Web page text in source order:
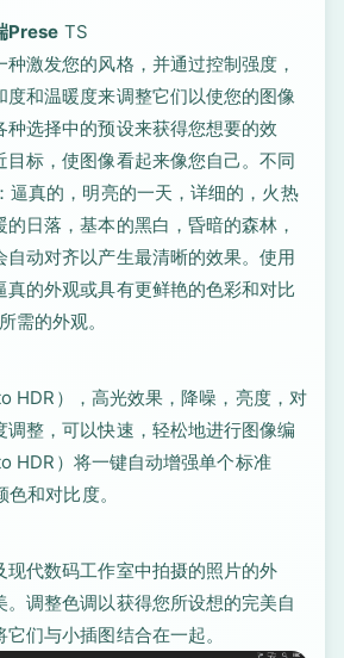
Prese TS
激发您的风格，并通过控制强度，
度和温暖度来调整它们以使您的图像
种选择中的预设来获得您想要的效
目标，使图像看起来像您自己。不同
逼真的，明亮的一天，详细的，火热
日落，基本的黑白，昏暗的森林，
自动对齐以产生最清晰的效果。使用
真的外观或具有更鲜艳的色彩和对比
需的外观。
HDR），高光效果，降噪，亮度，对
调整，可以快速，轻松地进行图像编
HDR）将一键自动增强单个标准
和对比度。
现代数码工作室中拍摄的照片的外
调整色调以获得您所设想的完美自
们与小插图结合在一起。